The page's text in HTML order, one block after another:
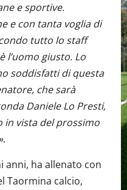
e sportive.
e con tanta voglia di
tutto lo staff
l’uomo giusto. Lo
soddisfatti di questa
che sarà
Daniele Lo Presti,
in vista del prossimo
.
anni, ha allenato con
Taormina calcio,